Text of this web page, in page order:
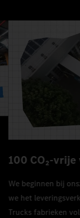
100 CO₂-
We beginnen bij
we het
Trucks fabrieken